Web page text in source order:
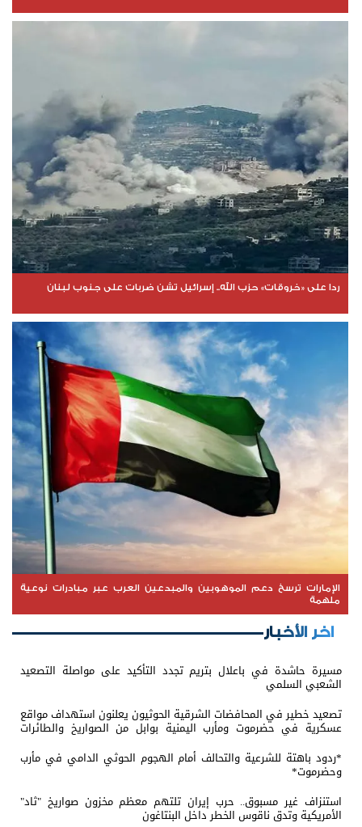
ردا على «خروقات» حزب الله.. إسرائيل تشن ضربات على جنوب لبنان
الإمارات ترسخ دعم الموهوبين والمبدعين العرب عبر مبادرات نوعية
ملهمة
اخر الأخبار
مسيرة حاشدة في باعلال بتريم تجدد التأكيد على مواصلة التصعيد
الشعبي السلمي
تصعيد خطير في المحافضات الشرقية الحوثيون يعلنون استهداف مواقع
عسكرية في حضرموت ومأرب اليمنية بوابل من الصواريخ والطائرات
*ردود باهتة للشرعية والتحالف أمام الهجوم الحوثي الدامي في مأرب
وحضرموت*
استنزاف غير مسبوق.. حرب إيران تلتهم معظم مخزون صواريخ "ثاد"
الأمريكية وتدق ناقوس الخطر داخل البنتاغون